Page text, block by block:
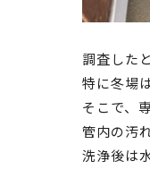
調査した
特に冬場
そこで、
管内の汚
洗浄後は